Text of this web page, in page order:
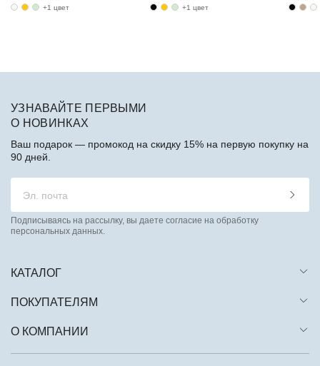
+1 цвет
+1 цвет
КАТАЛОГ
ПОКУПАТЕЛЯМ
О КОМПАНИИ
УЗНАВАЙТЕ ПЕРВЫМИ
О НОВИНКАХ
Ваш подарок — промокод на скидку 15% на первую покупку на
90 дней.
Подписываясь на рассылку, вы даете согласие на обработку
персональных данных.